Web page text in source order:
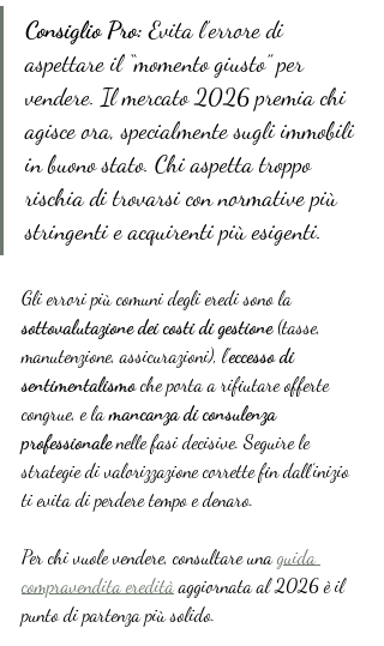
Consiglio Pro: Evita l’errore di
aspettare il “momento giusto” per
vendere. Il mercato 2026 premia chi
agisce ora, specialmente sugli immobili
in buono stato. Chi aspetta troppo
rischia di trovarsi con normative più
stringenti e acquirenti più esigenti.
Gli errori più comuni degli eredi sono la
sottovalutazione dei costi di gestione (tasse,
manutenzione, assicurazioni), l’eccesso di
sentimentalismo che porta a rifiutare offerte
congrue, e la mancanza di consulenza
professionale nelle fasi decisive. Seguire le
strategie di valorizzazione corrette fin dall’inizio
ti evita di perdere tempo e denaro.
Per chi vuole vendere, consultare una guida
compravendita eredità aggiornata al 2026 è il
punto di partenza più solido.